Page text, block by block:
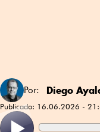
Por: Diego
Publicado: 16.06.2026 -